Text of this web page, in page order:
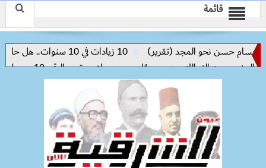
قائمة
حسن نحو المجد (تقرير)
10 زيادات في 10 سنوات.. هل حان الوقت لرفع دعم البنزين نهائيا؟
رسميًا.. محمد صلاح يرتدي الرقم 10 مع طرابزون سبور ويبعث أول رسالة للجماهير